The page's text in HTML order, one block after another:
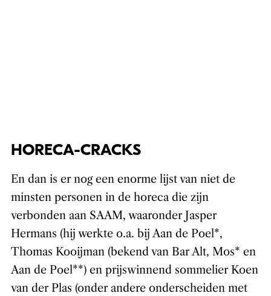
HORECA-CRACKS
En dan is er nog een enorme lijst van niet de
minsten personen in de horeca die zijn
verbonden aan SAAM, waaronder Jasper
Hermans (hij werkte o.a. bij Aan de Poel*,
Thomas Kooijman (bekend van Bar Alt, Mos* en
Aan de Poel**) en prijswinnend sommelier Koen
van der Plas (onder andere onderscheiden met